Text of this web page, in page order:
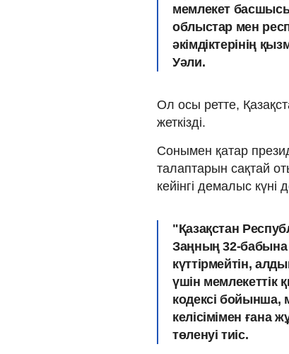
мемлекет
облыстар мен
әкімдіктерінің
Уәли.
Ол осы ретте,
жеткізді.
Сонымен қатар
талаптарын сақтай
кейінгі демалыс
"Қазақстан
Заңның 32-бабына
күттірмейтін,
үшін мемлекеттік
кодексі бойынша,
келісімімен ғана
төленуі тиіс.